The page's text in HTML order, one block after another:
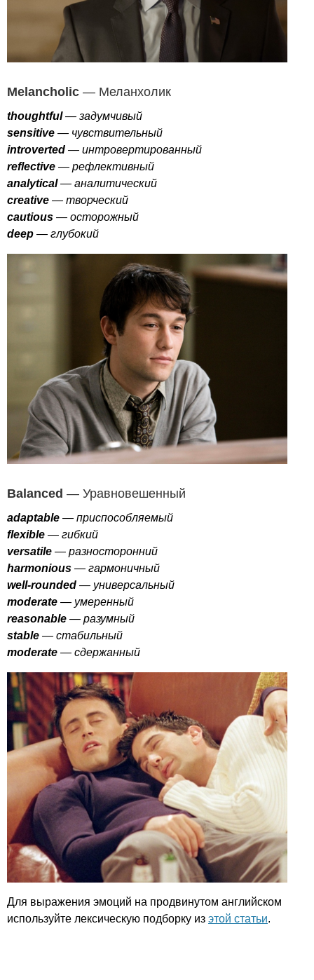
Melancholic — Меланхолик
thoughtful— задумчивый
sensitive — чувствительный
introverted — интровертированный
reflective — рефлективный
analytical — аналитический
creative — творческий
cautious — осторожный
deep — глубокий
Balanced — Уравновешенный
adaptable — приспособляемый
flexible — гибкий
versatile — разносторонний
harmonious — гармоничный
well-rounded — универсальный
moderate — умеренный
reasonable — разумный
stable — стабильный
moderate — сдержанный
Для выражения эмоций на продвинутом английском
используйте лексическую подборку из этой статьи.